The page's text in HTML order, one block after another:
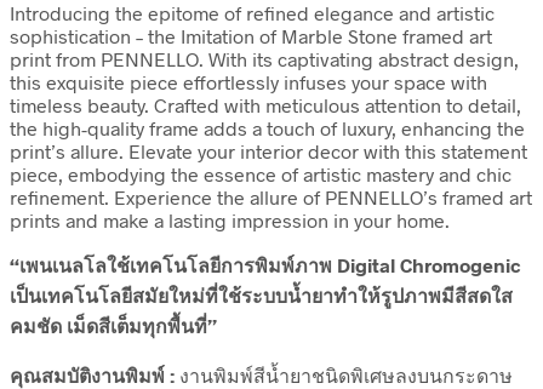
Introducing the epitome of refined elegance and artistic
sophistication – the Imitation of Marble Stone framed art
print from PENNELLO. With its captivating abstract design,
this exquisite piece effortlessly infuses your space with
timeless beauty. Crafted with meticulous attention to detail,
the high-quality frame adds a touch of luxury, enhancing the
print’s allure. Elevate your interior decor with this statement
piece, embodying the essence of artistic mastery and chic
refinement. Experience the allure of PENNELLO’s framed art
prints and make a lasting impression in your home.
“เพนเนลโลใช้เทคโนโลยีการพิมพ์ภาพ Digital Chromogenic
เป็นเทคโนโลยีสมัยใหม่ที่ใช้ระบบน้ำยาทำให้รูปภาพมีสีสดใส
คมชัด เม็ดสีเต็มทุกพื้นที่”
คุณสมบัติงานพิมพ์ : งานพิมพ์สีน้ำยาชนิดพิเศษลงบนกระดาษ